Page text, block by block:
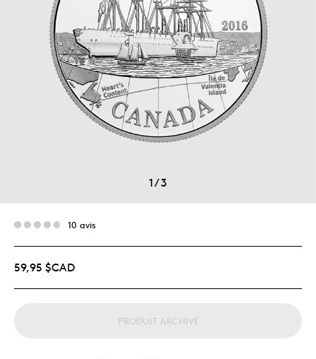
1/3
10 avis
59,95 $CAD
PRODUIT ARCHIVÉ